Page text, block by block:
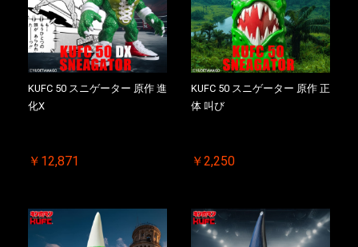
KUFC 50 スニゲーター 原作 進
化X
￥12,871
KUFC 50 スニゲーター 原作 正
体 叫び
￥2,250